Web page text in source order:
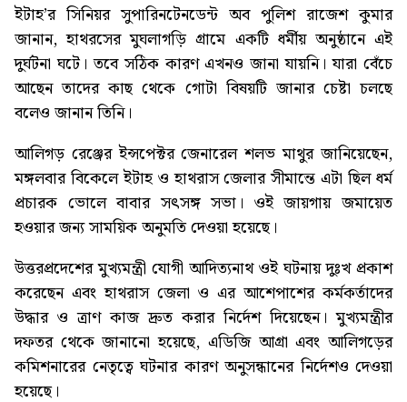
ইটাহ’র সিনিয়র সুপারিনটেনডেন্ট অব পুলিশ রাজেশ কুমার
জানান, হাথরসের মুঘলাগড়ি গ্রামে একটি ধর্মীয় অনুষ্ঠানে এই
দুর্ঘটনা ঘটে। তবে সঠিক কারণ এখনও জানা যায়নি। যারা বেঁচে
আছেন তাদের কাছ থেকে গোটা বিষয়টি জানার চেষ্টা চলছে
বলেও জানান তিনি।
আলিগড় রেঞ্জের ইন্সপেক্টর জেনারেল শলভ মাথুর জানিয়েছেন,
মঙ্গলবার বিকেলে ইটাহ ও হাথরাস জেলার সীমান্তে এটা ছিল ধর্ম
প্রচারক ভোলে বাবার সৎসঙ্গ সভা। ওই জায়গায় জমায়েত
হওয়ার জন্য সাময়িক অনুমতি দেওয়া হয়েছে।
উত্তরপ্রদেশের মুখ্যমন্ত্রী যোগী আদিত্যনাথ ওই ঘটনায় দুঃখ প্রকাশ
করেছেন এবং হাথরাস জেলা ও এর আশেপাশের কর্মকর্তাদের
উদ্ধার ও ত্রাণ কাজ দ্রুত করার নির্দেশ দিয়েছেন। মুখ্যমন্ত্রীর
দফতর থেকে জানানো হয়েছে, এডিজি আগ্রা এবং আলিগড়ের
কমিশনারের নেতৃত্বে ঘটনার কারণ অনুসন্ধানের নির্দেশও দেওয়া
হয়েছে।